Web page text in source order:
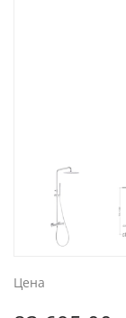
Цена